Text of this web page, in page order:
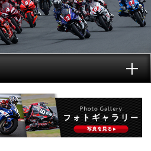
権とは?